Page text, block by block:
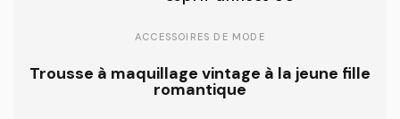
ACCESSOIRES DE MODE
Trousse à maquillage vintage à la jeune fille
romantique